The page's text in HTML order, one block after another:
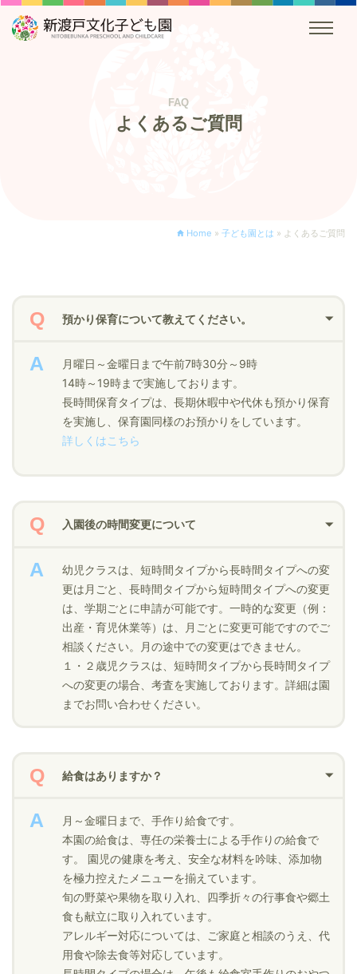
FAQ
よくあるご質問
Home » 子ども園とは » よくあるご質問
預かり保育について教えてください。
月曜日～金曜日まで午前7時30分～9時
14時～19時まで実施しております。
長時間保育タイプは、長期休暇中や代休も預かり保育
を実施し、保育園同様のお預かりをしています。
詳しくはこちら
入園後の時間変更について
幼児クラスは、短時間タイプから長時間タイプへの変
更は月ごと、長時間タイプから短時間タイプへの変更
は、学期ごとに申請が可能です。一時的な変更（例：
出産・育児休業等）は、月ごとに変更可能ですのでご
相談ください。月の途中での変更はできません。
１・２歳児クラスは、短時間タイプから長時間タイプ
への変更の場合、考査を実施しております。詳細は園
までお問い合わせください。
給食はありますか？
月～金曜日まで、手作り給食です。
本園の給食は、専任の栄養士による手作りの給食で
す。 園児の健康を考え、安全な材料を吟味、添加物
を極力控えたメニューを揃えています。
旬の野菜や果物を取り入れ、四季折々の行事食や郷土
食も献立に取り入れています。
アレルギー対応については、ご家庭と相談のうえ、代
用食や除去食等対応しています。